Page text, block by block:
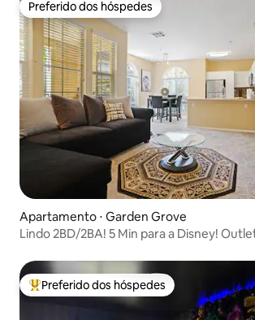
Preferido dos hóspedes
Preferido dos hóspedes
Apartamento ⋅ Garden Grove
Lindo 2BD/2BA! 5 Min para a Disney!
Entre os melhores preferidos dos hóspedes
Preferido dos hóspedes